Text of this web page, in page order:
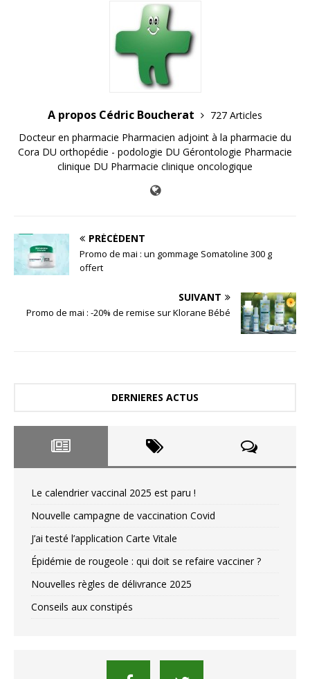
A propos Cédric Boucherat
727 Articles
Docteur en pharmacie Pharmacien adjoint à la pharmacie du
Cora DU orthopédie - podologie DU Gérontologie Pharmacie
clinique DU Pharmacie clinique oncologique
PRÉCÉDENT
Promo de mai : un gommage Somatoline 300 g
offert
SUIVANT
Promo de mai : -20% de remise sur Klorane Bébé
DERNIERES ACTUS
Le calendrier vaccinal 2025 est paru !
Nouvelle campagne de vaccination Covid
J’ai testé l’application Carte Vitale
Épidémie de rougeole : qui doit se refaire vacciner ?
Nouvelles règles de délivrance 2025
Conseils aux constipés